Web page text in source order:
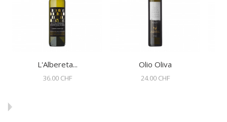
L'Albereta...
36.00 CHF
Olio Oliva
24.00 CHF